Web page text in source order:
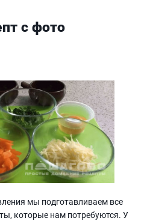
с фото
мы подготавливаем все
которые нам потребуются. У